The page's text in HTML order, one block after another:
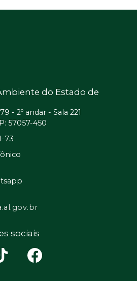
do Estado de
- 2º andar - Sala 221
57057-450
73
sociais